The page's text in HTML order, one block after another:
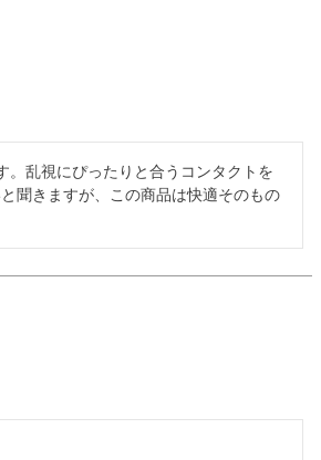
。乱視にぴったりと合うコンタクトを
聞きますが、この商品は快適そのもの